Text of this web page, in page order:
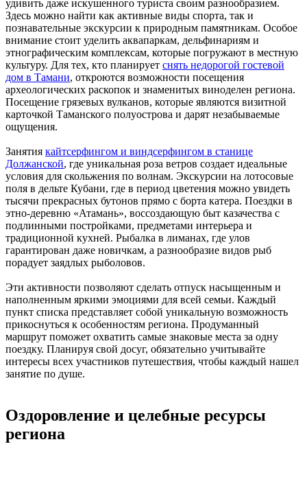
удивить даже искушенного туриста своим разнообразием.
Здесь можно найти как активные виды спорта, так и
познавательные экскурсии к природным памятникам. Особое
внимание стоит уделить аквапаркам, дельфинариям и
этнографическим комплексам, которые погружают в местную
культуру. Для тех, кто планирует снять недорогой гостевой
дом в Тамани, откроются возможности посещения
археологических раскопок и знаменитых виноделен региона.
Посещение грязевых вулканов, которые являются визитной
карточкой Таманского полуострова и дарят незабываемые
ощущения.
Занятия кайтсерфингом и виндсерфингом в станице
Должанской, где уникальная роза ветров создает идеальные
условия для скольжения по волнам. Экскурсии на лотосовые
поля в дельте Кубани, где в период цветения можно увидеть
тысячи прекрасных бутонов прямо с борта катера. Поездки в
этно-деревню «Атамань», воссоздающую быт казачества с
подлинными постройками, предметами интерьера и
традиционной кухней. Рыбалка в лиманах, где улов
гарантирован даже новичкам, а разнообразие видов рыб
порадует заядлых рыболовов.
Эти активности позволяют сделать отпуск насыщенным и
наполненным яркими эмоциями для всей семьи. Каждый
пункт списка представляет собой уникальную возможность
прикоснуться к особенностям региона. Продуманный
маршрут поможет охватить самые знаковые места за одну
поездку. Планируя свой досуг, обязательно учитывайте
интересы всех участников путешествия, чтобы каждый нашел
занятие по душе.
Оздоровление и целебные ресурсы
региона